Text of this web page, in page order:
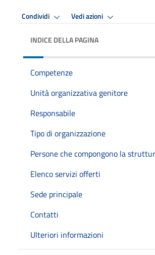
Condividi Vedi azioni
INDICE DELLA PAGINA
Competenze
Unità organizzativa genitore
Responsabile
Tipo di organizzazione
Persone che compongono la
Elenco servizi offerti
Sede principale
Contatti
Ulteriori informazioni